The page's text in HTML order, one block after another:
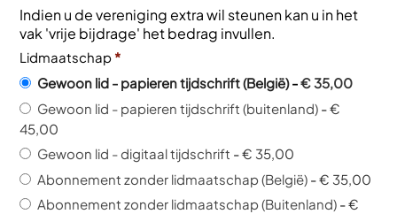
Indien u de vereniging extra wil steunen kan u in het
vak 'vrije bijdrage' het bedrag invullen.
Lidmaatschap *
Gewoon lid - papieren tijdschrift (België)-€ 35,00
Gewoon lid - papieren tijdschrift (buitenland) -€
45,00
Gewoon lid - digitaal tijdschrift -€ 35,00
Abonnement zonder lidmaatschap (België) -€ 35,00
Abonnement zonder lidmaatschap (Buitenland) -€